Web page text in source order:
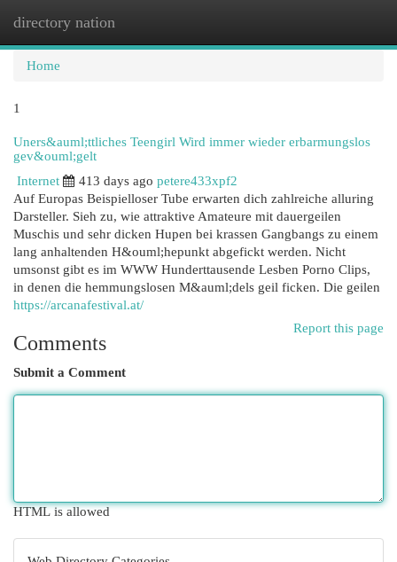
directory nation
Home
1
Uners&auml;ttliches Teengirl Wird immer wieder erbarmungslos
gev&ouml;gelt
Internet
413 days ago petere433xpf2
Auf Europas Beispielloser Tube erwarten dich zahlreiche alluring
Darsteller. Sieh zu, wie attraktive Amateure mit dauergeilen
Muschis und sehr dicken Hupen bei krassen Gangbangs zu einem
lang anhaltenden H&ouml;hepunkt abgefickt werden. Nicht
umsonst gibt es im WWW Hunderttausende Lesben Porno Clips,
in denen die hemmungslosen M&auml;dels geil ficken. Die geilen
https://arcanafestival.at/
Report this page
Comments
Submit a Comment
HTML is allowed